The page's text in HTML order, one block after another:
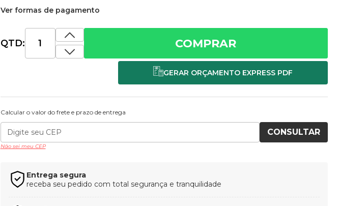
Ver formas de pagamento
QTD: COMPRAR
Calcular o valor do frete e prazo de entrega
CONSULTAR
Não sei meu CEP
Entrega segura
receba seu pedido com total segurança e tranquilidade